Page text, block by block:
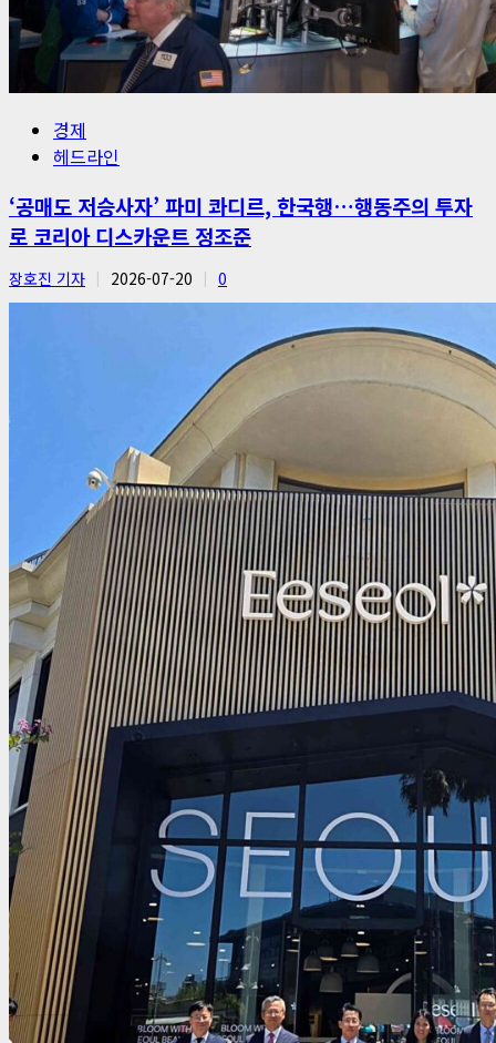
경제
헤드라인
‘공매도 저승사자’ 파미 콰디르, 한국행…행동주의 투자
로 코리아 디스카운트 정조준
장호진 기자 2026-07-20 0